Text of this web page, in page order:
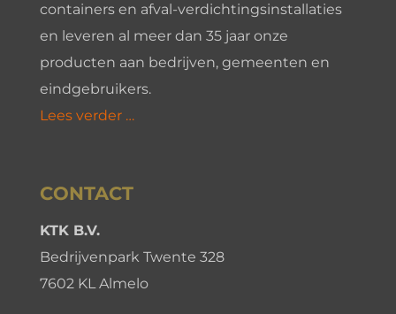
containers en afval-verdichtingsinstallaties
en leveren al meer dan 35 jaar onze
producten aan bedrijven, gemeenten en
eindgebruikers.
Lees verder …
CONTACT
KTK B.V.
Bedrijvenpark Twente 328
7602 KL Almelo